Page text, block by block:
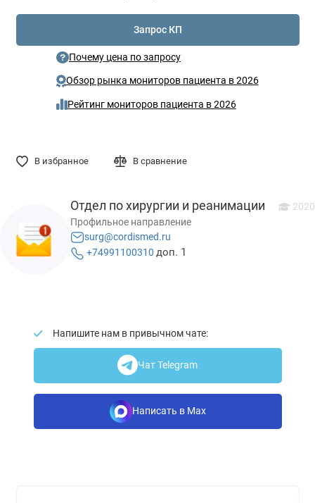
Запрос КП
Почему цена по запросу
Обзор рынка мониторов пациента в 2026
Рейтинг мониторов пациента в 2026
В избранное В сравнение
Отдел по хирургии и реанимации 2020
Профильное направление
surg@cordismed.ru
+74991100310 доп. 1
Напишите нам в привычном чате:
Чат Telegram
Написать в Max